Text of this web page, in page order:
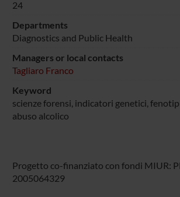
24
Departments
Diagnostics and Public Health
Managers or local contacts
Tagliaro Franco
Keyword
scienze forensi, indicatori genetici,
abuso alcolico
Progetto co-finanziato con fondi MIUR:
2005064329